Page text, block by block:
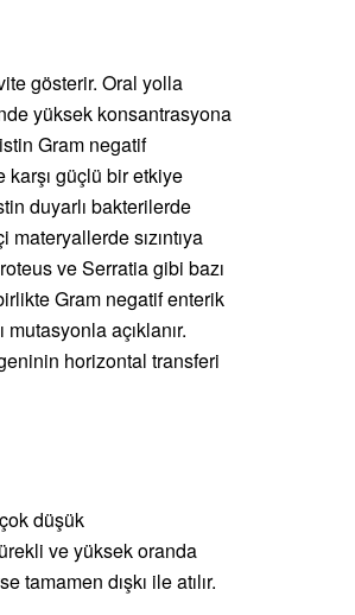
gösterir. Oral yolla
yüksek konsantrasyona
Gram negatif
güçlü bir etkiye
duyarlı bakterilerde
sızıntıya
ve Serratia gibi bazı
Gram negatif enterik
açıklanır.
horizontal transferi
düşük
ve yüksek oranda
dışkı ile atılır.